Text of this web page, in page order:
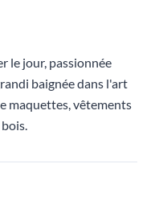
le jour, passionnée
baignée dans l'art
maquettes, vêtements